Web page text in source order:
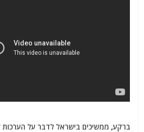
ברקע, ממשיכים בישראל לדבר על הערכות